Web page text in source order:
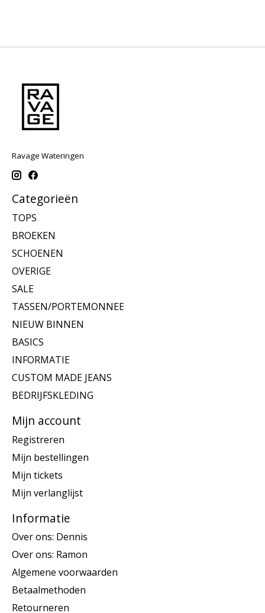
Ravage Wateringen
Categorieën
TOPS
BROEKEN
SCHOENEN
OVERIGE
SALE
TASSEN/PORTEMONNEE
NIEUW BINNEN
BASICS
INFORMATIE
CUSTOM MADE JEANS
BEDRIJFSKLEDING
Mijn account
Registreren
Mijn bestellingen
Mijn tickets
Mijn verlanglijst
Informatie
Over ons: Dennis
Over ons: Ramon
Algemene voorwaarden
Betaalmethoden
Retourneren